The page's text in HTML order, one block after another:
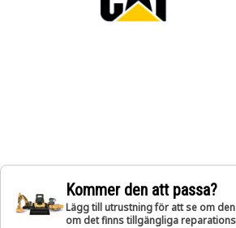
Kommer den att passa?
Lägg till utrustning för att se om
om det finns tillgängliga